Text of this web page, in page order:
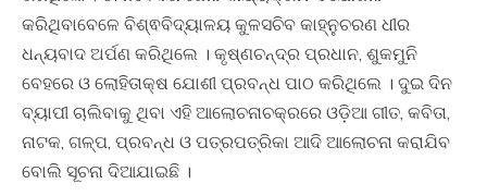
କରିଥିବାବେଳେ ବିଶ୍ଵବିଦ୍ୟାଳୟ କୁଳସଚିବ କାହ୍ନୁଚରଣ ଧୀର
ଧନ୍ୟବାଦ ଅର୍ପଣ କରିଥିଲେ । କୃଷ୍ଣଚନ୍ଦ୍ର ପ୍ରଧାନ, ଶୁକମୁନି
ବେହରେ ଓ ଲୋହିତାକ୍ଷ ଯୋଶୀ ପ୍ରବନ୍ଧ ପାଠ କରିଥିଲେ । ଦୁଇ ଦିନ
ବ୍ୟାପୀ ଚାଲିବାକୁ ଥିବା ଏହି ଆଲୋଚନାଚକ୍ରରେ ଓଡ଼ିଆ ଗୀତ, କବିତା,
ନାଟକ, ଗଳ୍ପ, ପ୍ରବନ୍ଧ ଓ ପତ୍ରପତ୍ରିକା ଆଦି ଆଲୋଚନା କରାଯିବ
ବୋଲି ସୂଚନା ଦିଆଯାଇଛି ।